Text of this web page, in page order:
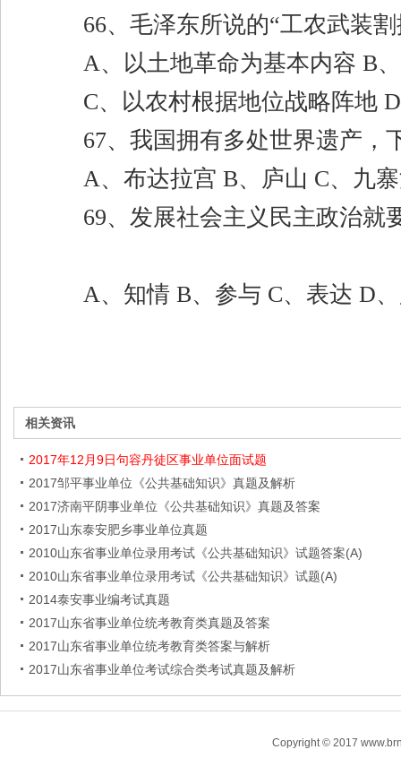
66、毛泽东所说的“工农武装
A、以土地革命为基本内容 B
C、以农村根据地位战略阵地 D
67、我国拥有多处世界遗产，
A、布达拉宫 B、庐山 C、九
69、发展社会主义民主政治就
A、知情 B、参与 C、表达 D
相关资讯
2017年12月9日句容丹徒区事业单位面试题
2017邹平事业单位《公共基础知识》真题及解析
2017济南平阴事业单位《公共基础知识》真题及答案
2017山东泰安肥乡事业单位真题
2010山东省事业单位录用考试《公共基础知识》试题答案(A)
2010山东省事业单位录用考试《公共基础知识》试题(A)
2014泰安事业编考试真题
2017山东省事业单位统考教育类真题及答案
2017山东省事业单位统考教育类答案与解析
2017山东省事业单位考试综合类考试真题及解析
Copyright © 2017